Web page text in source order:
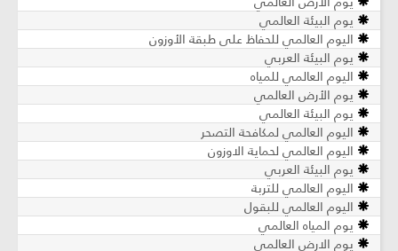
يوم البيئة العالمي
اليوم العالمي للحفاظ على طبقة الأوزون
يوم البيئة العربي
اليوم العالمي للمياه
يوم الأرض العالمي
يوم البيئة العالمي
اليوم العالمي لمكافحة التصحر
اليوم العالمي لحماية الاوزون
يوم البيئة العربي
اليوم العالمي للتربة
اليوم العالمي للبقول
يوم المياه العالمي
يوم الارض العالمي